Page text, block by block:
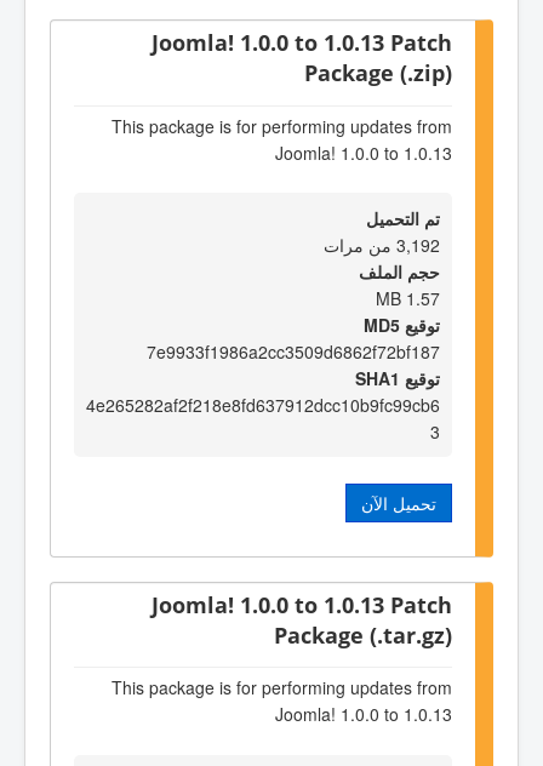
Joomla! 1.0.0 to 1.0.13 Patch
Package (.zip)
This package is for performing updates from
Joomla! 1.0.0 to 1.0.13
تم التحميل
3,192 من مرات
حجم الملف
1.57 MB
توقيع MD5
7e9933f1986a2cc3509d6862f72bf187
توقيع SHA1
4e265282af2f218e8fd637912dcc10b9fc99cb6
3
تحميل الآن
Joomla! 1.0.0 to 1.0.13 Patch
Package (.tar.gz)
This package is for performing updates from
Joomla! 1.0.0 to 1.0.13